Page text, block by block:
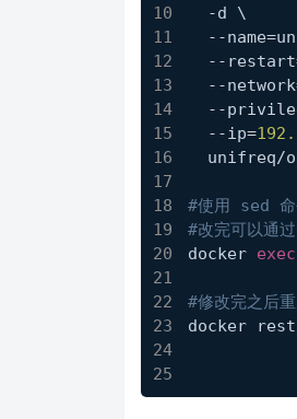
  -d \
--
--
--
--
  --ip=
unifreq/
#使用 sed
#改完可以通
docker exec
#修改完之后
docker